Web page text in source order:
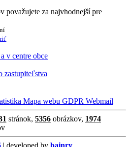
považujete za najvhodnejší pre
v centre obce
zastupiteľstva
Mapa webu GDPR Webmail
stránok, 5356 obrázkov, 1974